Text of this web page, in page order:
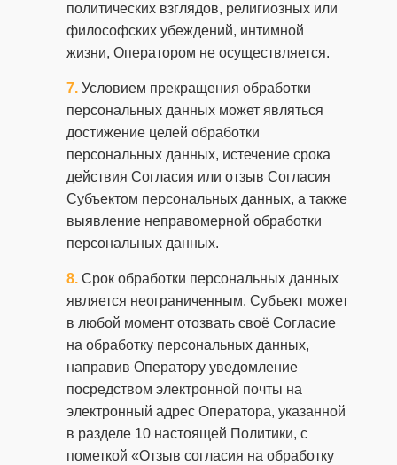
политических взглядов, религиозных или
философских убеждений, интимной
жизни, Оператором не осуществляется.
Условием прекращения обработки
персональных данных может являться
достижение целей обработки
персональных данных, истечение срока
действия Согласия или отзыв Согласия
Субъектом персональных данных, а также
выявление неправомерной обработки
персональных данных.
Срок обработки персональных данных
является неограниченным. Субъект может
в любой момент отозвать своё Согласие
на обработку персональных данных,
направив Оператору уведомление
посредством электронной почты на
электронный адрес Оператора, указанной
в разделе 10 настоящей Политики, с
пометкой «Отзыв согласия на обработку